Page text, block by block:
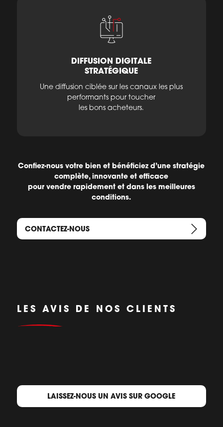
DIFFUSION DIGITALE
STRATÉGIQUE
Une diffusion ciblée sur les canaux les plus
performants pour toucher
les bons acheteurs.
Confiez-nous votre bien et bénéficiez d’une stratégie
complète, innovante et efficace
pour vendre rapidement et dans les meilleures
conditions.
CONTACTEZ-NOUS
LES AVIS DE NOS CLIENTS
LAISSEZ-NOUS UN AVIS SUR GOOGLE